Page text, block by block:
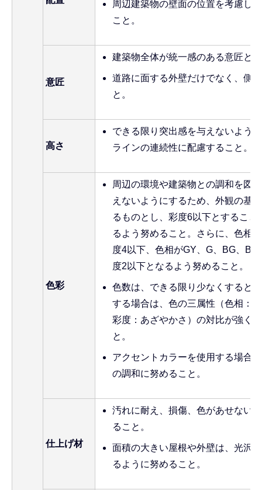
周辺建築物の壁面の位置を考慮し
こと。
意匠
建築物全体が統一感のある意匠と
道路に面する外壁だけでなく、側
と。
高さ
できる限り突出感を与えないよう
ラインの連続性に配慮すること。
色彩
周辺の環境や建築物との調和を図
えないようにするため、外観の基
るものとし、彩度6以下とするこ
るよう努めること。さらに、色相
度4以下、色相がGY、G、BG、B
度2以下となるよう努めること。
色数は、できる限り少なくすると
する場合は、色の三属性（色相：
彩度：あざやかさ）の対比が強く
と。
アクセントカラーを使用する場合
の調和に努めること。
仕上げ材
汚れに耐え、損傷、色があせない
ること。
面積の大きい屋根や外壁は、光沢
るように努めること。